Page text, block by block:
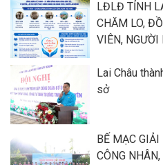
LĐLĐ TỈNH
CHĂM LO,
VIÊN,
Lai Châu
sở
BẾ MẠC
CÔNG